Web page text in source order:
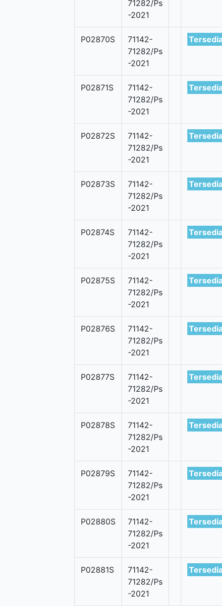
71282/Ps
-2021
P02870S
71142-
71282/Ps
-2021
P02871S
71142-
71282/Ps
-2021
P02872S
71142-
71282/Ps
-2021
P02873S
71142-
71282/Ps
-2021
P02874S
71142-
71282/Ps
-2021
P02875S
71142-
71282/Ps
-2021
P02876S
71142-
71282/Ps
-2021
P02877S
71142-
71282/Ps
-2021
P02878S
71142-
71282/Ps
-2021
P02879S
71142-
71282/Ps
-2021
P02880S
71142-
71282/Ps
-2021
P02881S
71142-
71282/Ps
-2021